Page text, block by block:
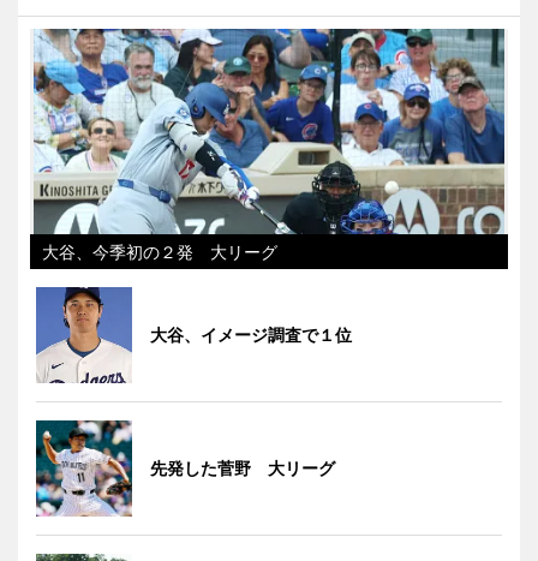
大谷、今季初の２発 大リーグ
大谷、イメージ調査で１位
先発した菅野 大リーグ